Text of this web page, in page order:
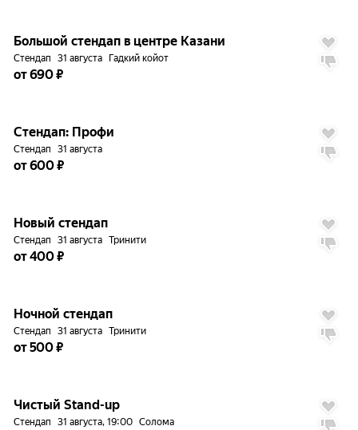
9.7
Большой стендап в центре Казани
Стендап 31 августа Гадкий койот
от 690 ₽
9.6
Стендап: Профи
Стендап 31 августа
от 600 ₽
9.6
Новый стендап
Стендап 31 августа Тринити
от 400 ₽
9.6
Ночной стендап
Стендап 31 августа Тринити
от 500 ₽
9.6
Чистый Stand-up
Стендап 31 августа, 19:00 Солома